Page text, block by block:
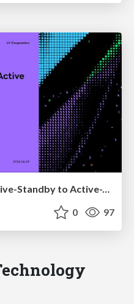
LINE Messaging: From Active-Standby to Active-Active Multi-DC Architecture
0 97